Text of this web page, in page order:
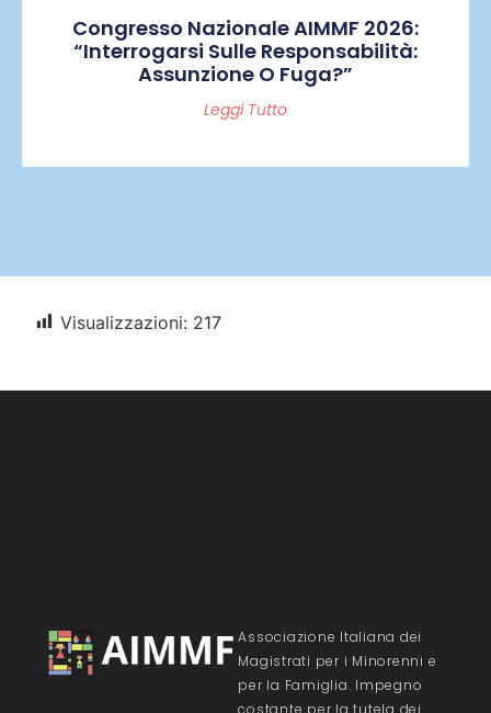
Congresso Nazionale AIMMF 2026:
“Interrogarsi Sulle Responsabilità:
Assunzione O Fuga?”
Leggi Tutto
Visualizzazioni: 217
Associazione Italiana dei
Magistrati per i Minorenni e
per la Famiglia. Impegno